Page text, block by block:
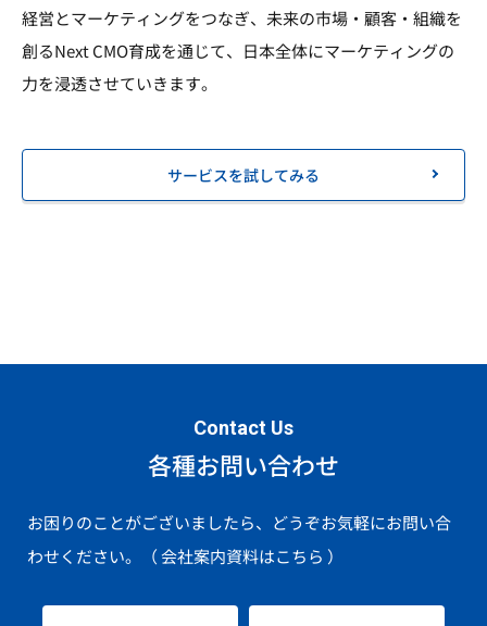
経営とマーケティングをつなぎ、未来の市場・顧客・組織を
創るNext CMO育成を通じて、日本全体にマーケティングの
力を浸透させていきます。
サービスを試してみる
Contact Us
各種お問い合わせ
お困りのことがございましたら、どうぞお気軽にお問い合
わせください。
（ 会社案内資料はこちら ）